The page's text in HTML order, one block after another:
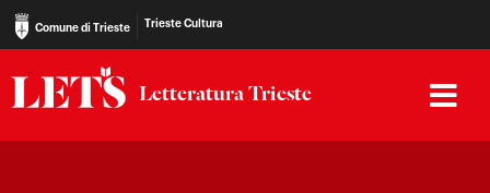
Comune di Trieste Trieste Cultura
Letteratura Trieste